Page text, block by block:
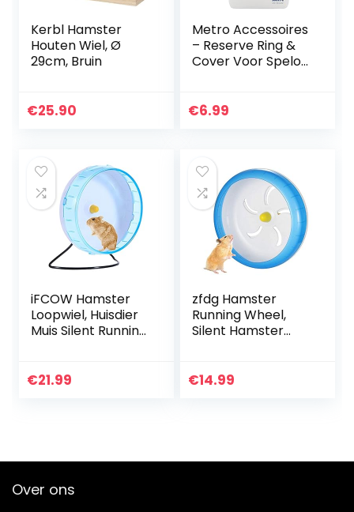
Kerbl Hamster
Houten Wiel, Ø
29cm, Bruin
€25.90
Metro Accessoires
– Reserve Ring &
Cover Voor Spelos
€6.99
iFCOW Hamster
Loopwiel, Huisdier
Muis Silent Running
€21.99
zfdg Hamster
Running Wheel,
Silent Hamster
Hamster Wheel
€14.99
Over ons